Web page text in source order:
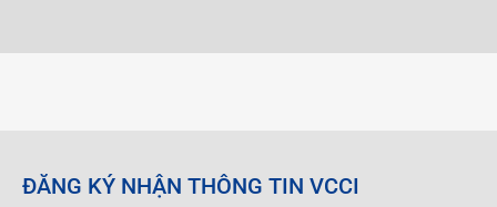
ĐĂNG KÝ NHẬN THÔNG TIN VCCI